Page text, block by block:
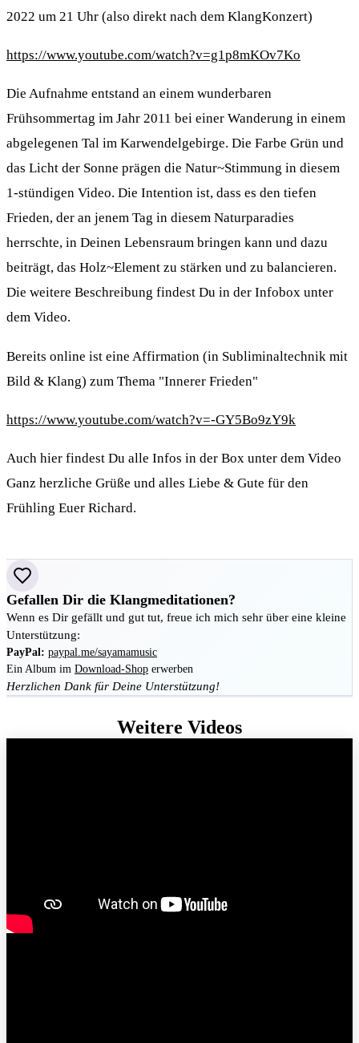
2022 um 21 Uhr (also direkt nach dem KlangKonzert)
https://www.youtube.com/watch?v=g1p8mKOv7Ko
Die Aufnahme entstand an einem wunderbaren
Frühsommertag im Jahr 2011 bei einer Wanderung in einem
abgelegenen Tal im Karwendelgebirge. Die Farbe Grün und
das Licht der Sonne prägen die Natur~Stimmung in diesem
1-stündigen Video. Die Intention ist, dass es den tiefen
Frieden, der an jenem Tag in diesem Naturparadies
herrschte, in Deinen Lebensraum bringen kann und dazu
beiträgt, das Holz~Element zu stärken und zu balancieren.
Die weitere Beschreibung findest Du in der Infobox unter
dem Video.
Bereits online ist eine Affirmation (in Subliminaltechnik mit
Bild & Klang) zum Thema "Innerer Frieden"
https://www.youtube.com/watch?v=-GY5Bo9zY9k
Auch hier findest Du alle Infos in der Box unter dem Video
Ganz herzliche Grüße und alles Liebe & Gute für den
Frühling Euer Richard.
Gefallen Dir die Klangmeditationen?
Wenn es Dir gefällt und gut tut, freue ich mich sehr über eine kleine
Unterstützung:
PayPal: paypal.me/sayamamusic
Ein Album im Download-Shop erwerben
Herzlichen Dank für Deine Unterstützung!
Weitere Videos